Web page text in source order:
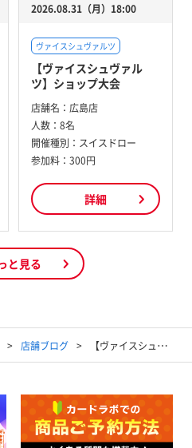
2026.08.31（月）18:00
ヴァイスシュヴァルツ
【ヴァイスシュヴァル
ツ】ショップ大会
店舗名： 広島店
人数： 8名
開催種別： スイスドロー
参加料： 300円
詳細
と見る
店舗ブログ 【ヴァイスシュヴァルツ】本日発売！！『ラブライブ！スーパースター！！』「クゥクゥ８ゲート」デッキ